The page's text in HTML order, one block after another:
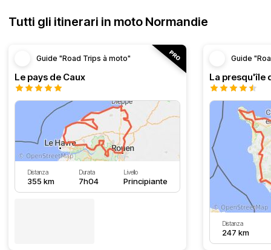
Tutti gli itinerari in moto Normandie
Guide "Road Trips à moto"
Le pays de Caux
Distanza
355 km
Durata
7h04
Livello
Principiante
Guide
La presqu'île
Distanza
247 km